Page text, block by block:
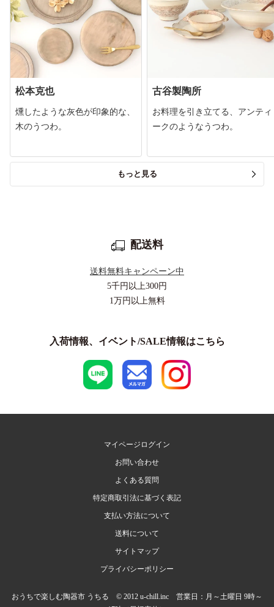
松本克也
燻したような灰色が印象的な、
木のうつわ。
古谷製陶所
お料理を引き立てる、アンティ
ークのようなうつわ。
もっと見る
配送料
送料無料キャンペーン中
5千円以上300円
1万円以上無料
入荷情報、イベント/SALE情報はこちら
マイページログイン
お問い合わせ
よくある質問
特定商取引法に基づく表記
支払い方法について
送料について
サイトマップ
プライバシーポリシー
おうちで楽しむ陶器市 うちる © 2012 u-chill.inc 営業日：月～土曜日 9時～